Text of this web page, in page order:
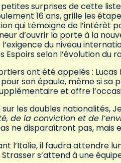
surprises de cette
16 ans, grille les
qui témoigne de l’intérêt
d’ouvrir la porte à la
du niveau
Espoirs selon l’évolution du
ont été appelés : Lucas
son épaule, même si
et offre
les doubles nationalités,
de la conviction et de
ne disparaîtront pas, mais
l’Italie, il faudra attendre
s’attend à une